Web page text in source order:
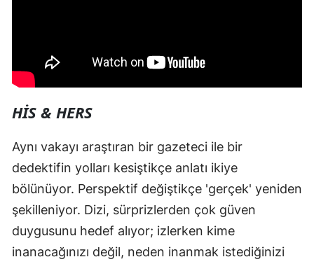
HIS & HERS
Aynı vakayı araştıran bir gazeteci ile bir
dedektifin yolları kesiştikçe anlatı ikiye
bölünüyor. Perspektif değiştikçe 'gerçek' yeniden
şekilleniyor. Dizi, sürprizlerden çok güven
duygusunu hedef alıyor; izlerken kime
inanacağınızı değil, neden inanmak istediğinizi